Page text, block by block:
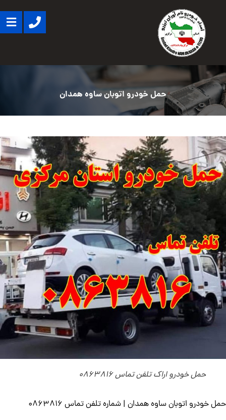
حمل خودرو اتوبان ساوه همدان
حمل خودرو اراک تلفن تماس 0863816
حمل خودرو اتوبان ساوه همدان | شماره تلفن تماس 0863816